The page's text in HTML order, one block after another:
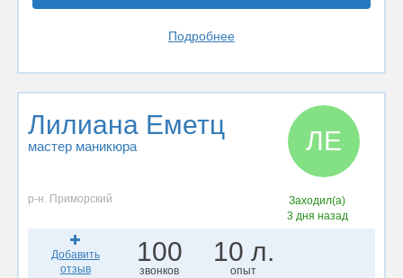
Подробнее
Лилиана Еметц
мастер маникюра ЛЕ
р-н. Приморский
Заходил(а)
3 дня назад
Добавить
отзыв
100
звонков
10 л.
опыт